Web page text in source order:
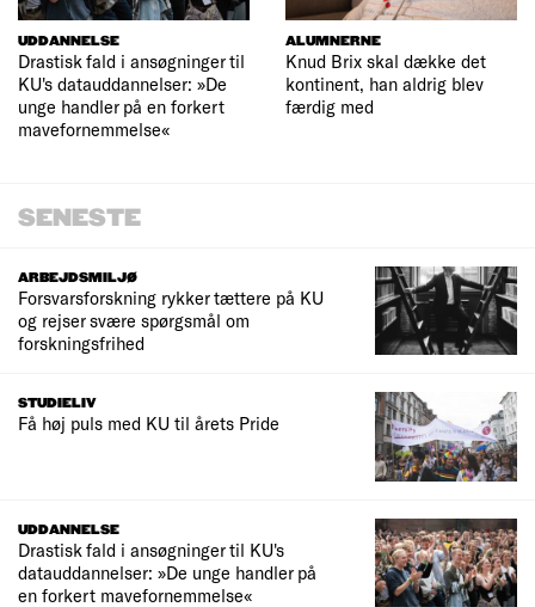
UDDANNELSE
Drastisk fald i ansøgninger til
KU's datauddannelser: »De
unge handler på en forkert
mavefornemmelse«
ALUMNERNE
Knud Brix skal dække det
kontinent, han aldrig blev
færdig med
SENESTE
ARBEJDSMILJØ
Forsvarsforskning rykker tættere på KU
og rejser svære spørgsmål om
forskningsfrihed
STUDIELIV
Få høj puls med KU til årets Pride
UDDANNELSE
Drastisk fald i ansøgninger til KU's
datauddannelser: »De unge handler på
en forkert mavefornemmelse«